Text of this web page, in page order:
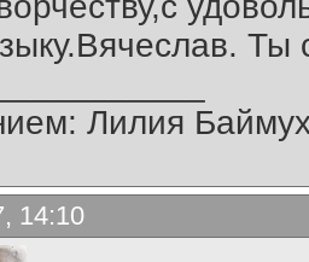
Ты
Лилия
14:10